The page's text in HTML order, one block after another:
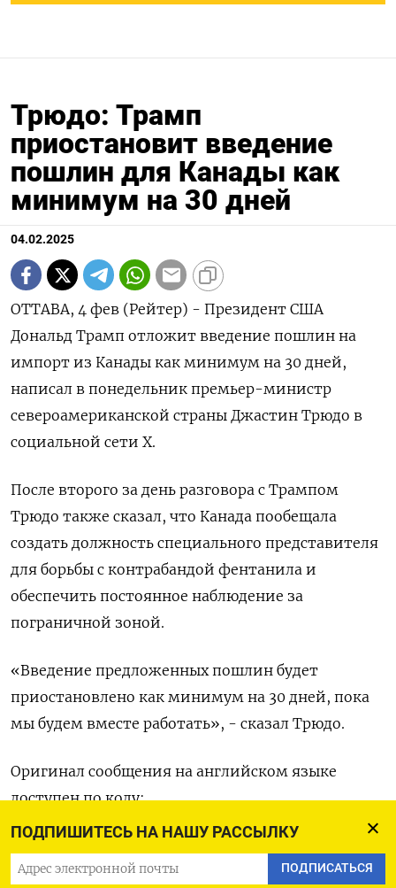
ПОДПИШИТЕСЬ НА НАШУ РАССЫЛКУ
ПОДПИСАТЬСЯ
Трюдо: Трамп
приостановит введение
пошлин для Канады как
минимум на 30 дней
04.02.2025
ОТТАВА, 4 фев (Рейтер) - Президент США
Дональд Трамп отложит введение пошлин на
импорт из Канады как минимум на 30 дней,
написал в понедельник премьер-министр
североамериканской страны Джастин Трюдо в
социальной сети X.
После второго за день разговора с Трампом
Трюдо также сказал, что Канада пообещала
создать должность специального представителя
для борьбы с контрабандой фентанила и
обеспечить постоянное наблюдение за
пограничной зоной.
«Введение предложенных пошлин будет
приостановлено как минимум на 30 дней, пока
мы будем вместе работать», - сказал Трюдо.
Оригинал сообщения на английском языке
доступен по коду:
(Дэвид Люнггрен)